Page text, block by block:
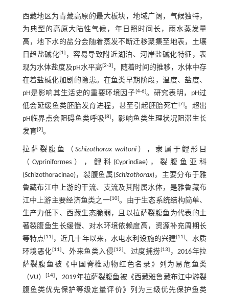
西藏地区为青藏高原的最大板块，地域广阔，气候独特，
为典型的高原大陆性气候，年日照时间长，雨水蒸发量
高，地下水的盐分会随着蒸发不断迁移聚集至地表，土壤
日趋盐碱化[1] ，容易导致附近湖泊、河岸盐碱化特征，表
现为水体盐度及pH水平高[2-3] ，随着时间的推移，水体中存
在着盐碱化加剧的隐患。在鱼类早期阶段，温度、盐度、
pH是影响其生活史的重要环境因子[4-6]。研究表明，pH过
低会延缓鱼类胚胎发育进程，甚至引起胚胎死亡[7]。超出
pH临界点会阻碍鱼类呼吸 [8]，影响鱼类生理状况阻滞生长
发育[9]。
拉萨裂腹鱼（ Schizothorax waltoni），隶属于鲤形目
（Cypriniformes），鲤科(Cyprindiae)，裂腹鱼亚科
(Schizothoracinae)，裂腹鱼属(Schizothorax)，主要分布于雅
鲁藏布江中上游的干流、支流及其附属水体，是雅鲁藏布
江中上游主要经济鱼类之一[10]。由于生态系统结构简单、
生产力低下、西藏生态脆弱，且以拉萨裂腹鱼为代表的土
著裂腹鱼生长缓慢、对水环境依赖度高，资源补充周期长
等特点[11]，近几十年以来，水电水利设施的兴建[11]、水质
环境恶化[11]、外来鱼类入侵[12]、过度捕捞[13] ，2016年拉
萨裂腹鱼被《中国脊椎动物红色名录》列为易危鱼类
（VU）[14] ，2019年拉萨裂腹鱼被《西藏雅鲁藏布江中游裂
腹鱼类优先保护等级定量评价》列为三级优先保护鱼类